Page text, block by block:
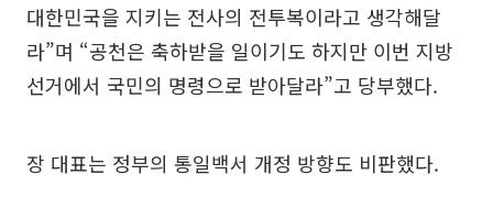
대한민국을 지키는 전사의 전투복이라고 생각해달
라”며 “공천은 축하받을 일이기도 하지만 이번 지방
선거에서 국민의 명령으로 받아달라”고 당부했다.
장 대표는 정부의 통일백서 개정 방향도 비판했다.